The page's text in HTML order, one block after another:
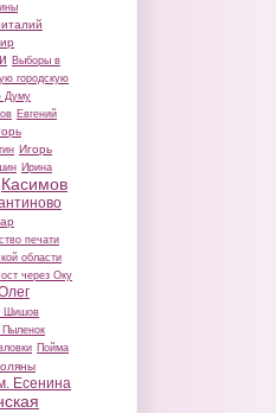
Выборы в
городскую
Думу
Евгений
Игорь
Ирина
Касимов
печати
области
через Оку
Шишов
Пыленок
Пойма
Есенина